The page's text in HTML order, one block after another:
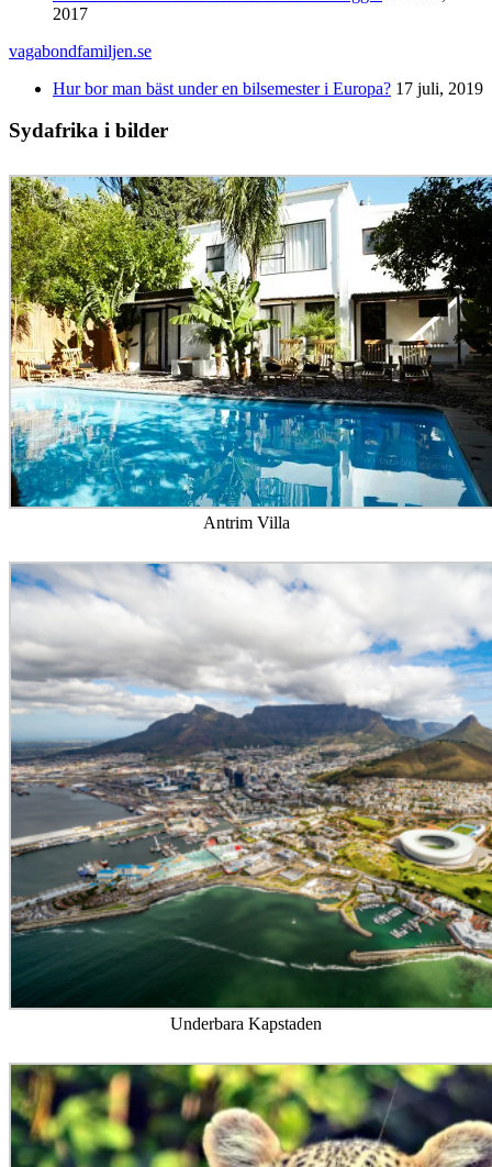
2017
vagabondfamiljen.se
Hur bor man bäst under en bilsemester i Europa? 17 juli, 2019
Sydafrika i bilder
Antrim Villa
Underbara Kapstaden